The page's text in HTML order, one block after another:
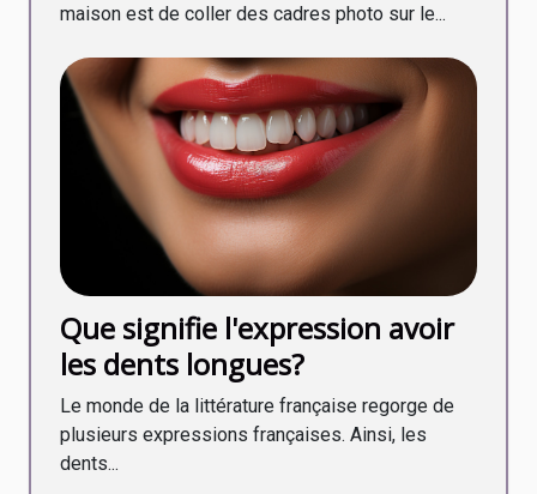
maison est de coller des cadres photo sur le...
Que signifie l'expression avoir
les dents longues?
Le monde de la littérature française regorge de
plusieurs expressions françaises. Ainsi, les
dents...